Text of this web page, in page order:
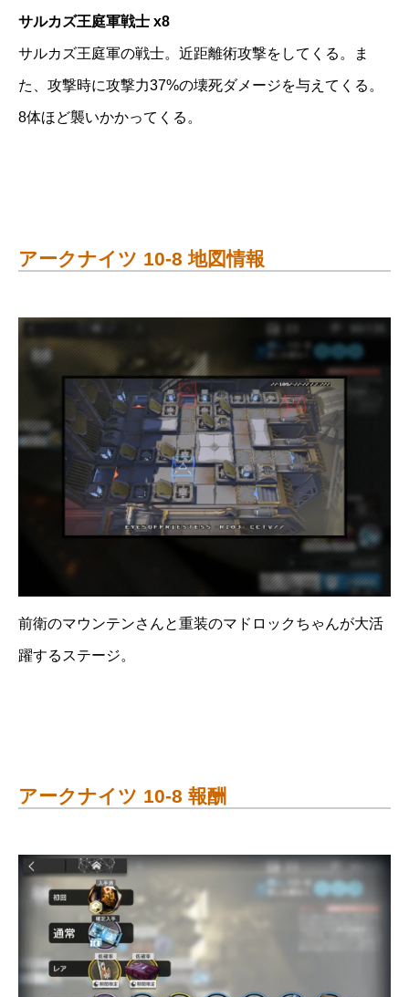
サルカズ王庭軍戦士 x8
サルカズ王庭軍の戦士。近距離術攻撃をしてくる。ま
た、攻撃時に攻撃力37%の壊死ダメージを与えてくる。
8体ほど襲いかかってくる。
アークナイツ 10-8 地図情報
前衛のマウンテンさんと重装のマドロックちゃんが大活
躍するステージ。
アークナイツ 10-8 報酬